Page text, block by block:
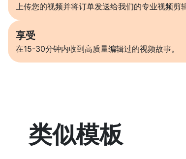
上传您的视频并将订单发送给我们的专业视频剪
享受
在15-30分钟内收到高质量编辑过的视频故事。
类似模板